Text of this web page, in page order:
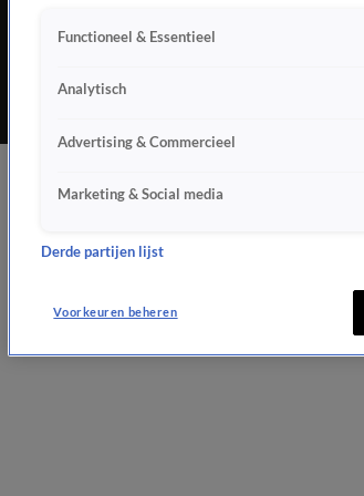
Functioneel & Essentieel
Analytisch
Advertising & Commercieel
Marketing & Social media
Derde partijen lijst
Voorkeuren beheren